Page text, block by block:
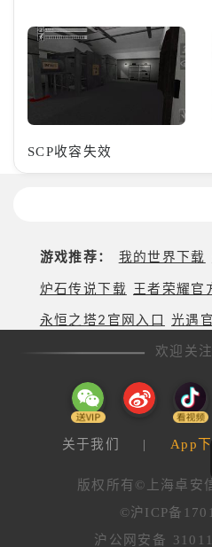
SCP收容失效
游戏推荐： 我的世界下载
炉石传说下载 王者荣耀官
永恒之塔2官网入口
光遇
欢迎关注
关于我们 | App
版权所有©上海卓安
©沪ICP备
沪公网安备